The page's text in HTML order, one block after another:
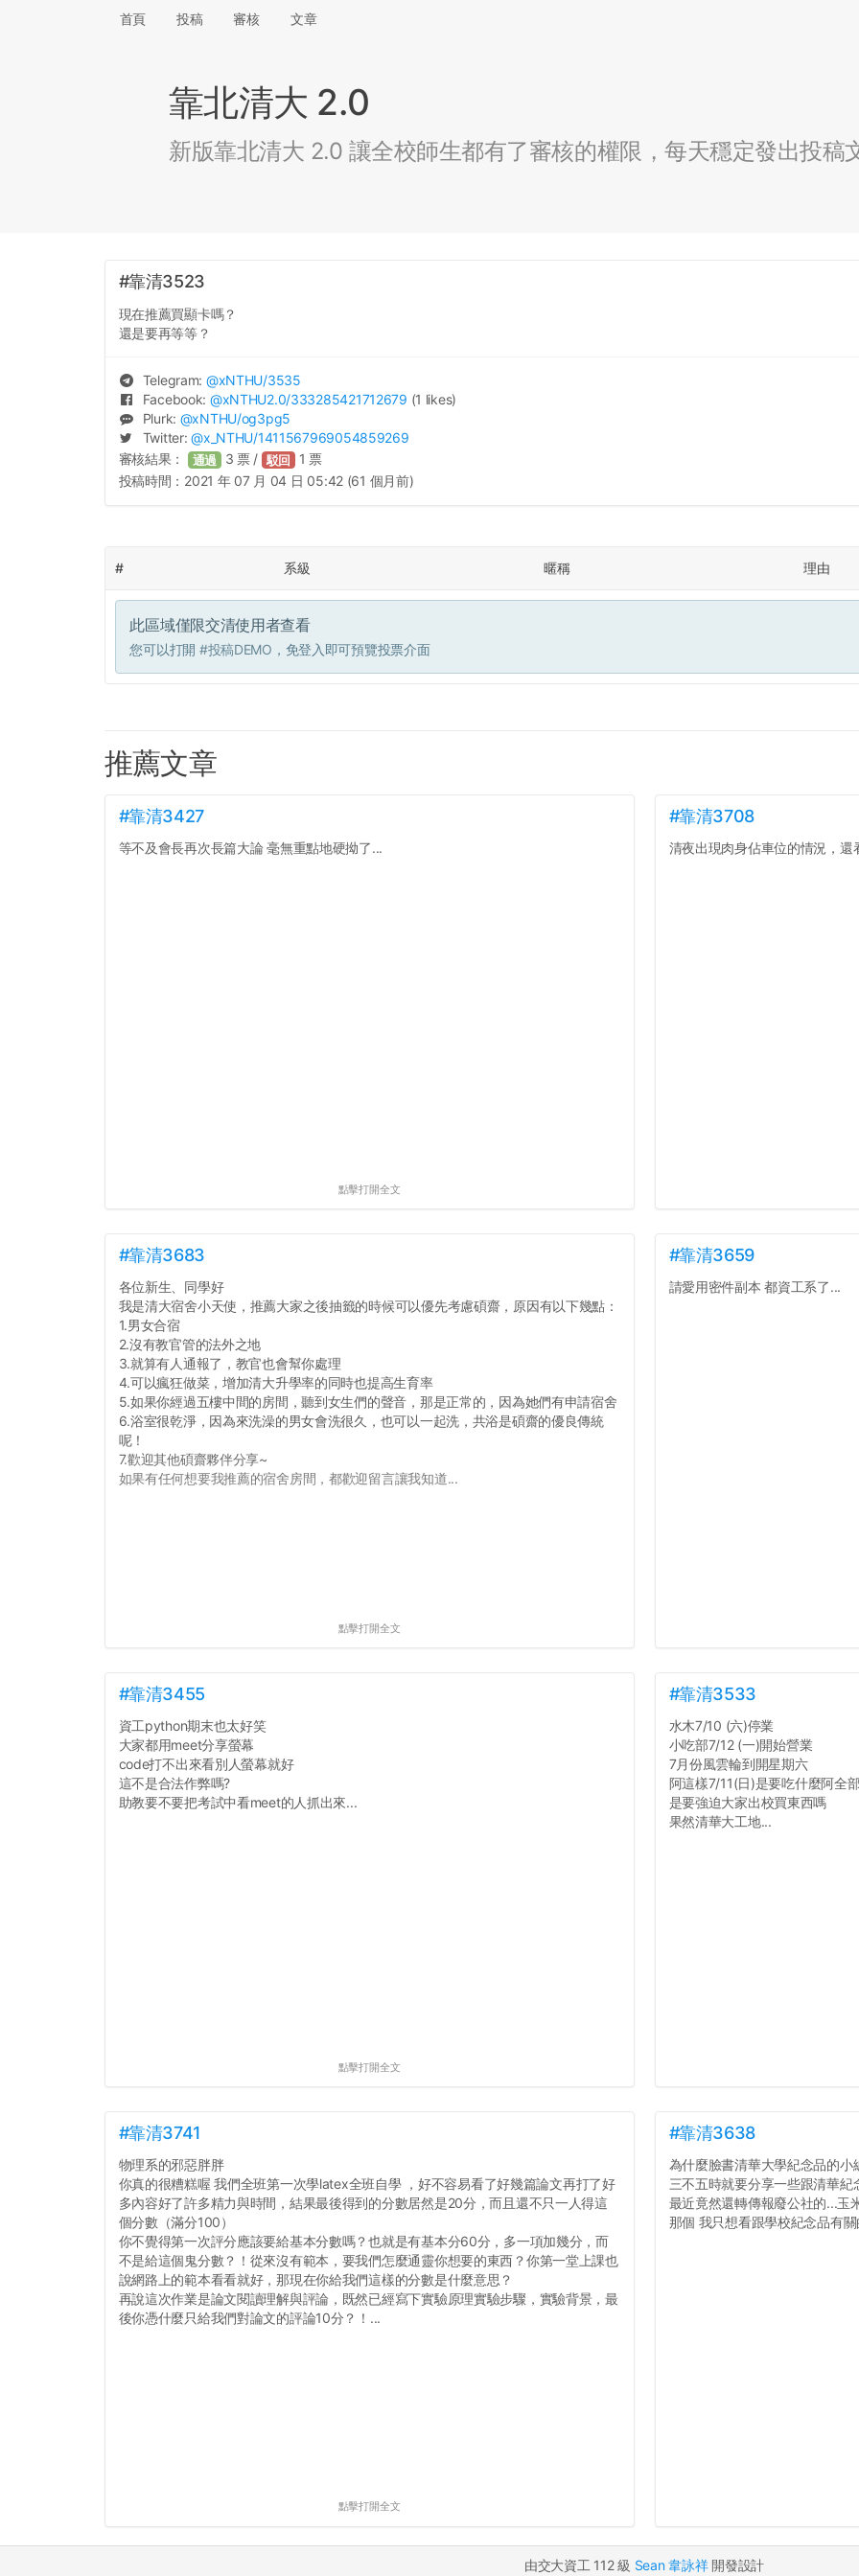
首頁 投稿 審核 文章
靠北清大 2.0
新版靠北清大 2.0 讓全校師生都有了審核的權限，每天穩定發出投稿
#靠清3523
現在推薦買顯卡嗎？
還是要再等等？
Telegram: @xNTHU/3535
Facebook: @xNTHU2.0/333285421712679 (1 likes)
Plurk: @xNTHU/og3pg5
Twitter:@x_NTHU/1411567969054859269
審核結果：
通過 3 票 / 駁回 1 票
投稿時間： 2021 年 07 月 04 日 05:42 (61 個月前)
# 系級 暱稱 理由
此區域僅限交清使用者查看
您可以打開 #投稿DEMO ，免登入即可預覽投票介面
推薦文章
#靠清3427
等不及會長再次長篇大論 毫無重點地硬拗了...
點擊打開全文
#靠清3708
清夜出現肉身佔車位的情況，還
#靠清3683
各位新生、同學好
我是清大宿舍小天使，推薦大家之後抽籤的時候可以優先考慮碩齋，原因有以下幾點：
1.男女合宿
2.沒有教官管的法外之地
3.就算有人通報了，教官也會幫你處理
4.可以瘋狂做菜，增加清大升學率的同時也提高生育率
5.如果你經過五樓中間的房間，聽到女生們的聲音，那是正常的，因為她們有申請宿舍
6.浴室很乾淨，因為來洗澡的男女會洗很久，也可以一起洗，共浴是碩齋的優良傳統
呢！
7.歡迎其他碩齋夥伴分享~
如果有任何想要我推薦的宿舍房間，都歡迎留言讓我知道...
點擊打開全文
#靠清3659
請愛用密件副本 都資工系了...
#靠清3455
資工python期末也太好笑
大家都用meet分享螢幕
code打不出來看別人螢幕就好
這不是合法作弊嗎?
助教要不要把考試中看meet的人抓出來...
點擊打開全文
#靠清3533
水木7/10 (六)停業
小吃部7/12 (一)開始營業
7月份風雲輪到開星期六
阿這樣7/11(日)是要吃什麼阿全
是要強迫大家出校買東西嗎
果然清華大工地...
#靠清3741
物理系的邪惡胖胖
你真的很糟糕喔 我們全班第一次學latex全班自學 ，好不容易看了好幾篇論文再打了好
多內容好了許多精力與時間，結果最後得到的分數居然是20分，而且還不只一人得這
個分數（滿分100）
你不覺得第一次評分應該要給基本分數嗎？也就是有基本分60分，多一項加幾分，而
不是給這個鬼分數？！從來沒有範本，要我們怎麼通靈你想要的東西？你第一堂上課也
說網路上的範本看看就好，那現在你給我們這樣的分數是什麼意思？
再說這次作業是論文閱讀理解與評論，既然已經寫下實驗原理實驗步驟，實驗背景，最
後你憑什麼只給我們對論文的評論10分？！...
點擊打開全文
#靠清3638
為什麼臉書清華大學紀念品的
三不五時就要分享一些跟清華紀
最近竟然還轉傳報廢公社的...玉
那個 我只想看跟學校紀念品有
由交大資工 112 級 Sean 韋詠祥開發設計